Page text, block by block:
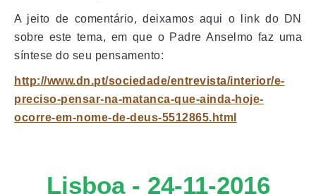
A jeito de comentário, deixamos aqui o link do DN
sobre este tema, em que o Padre Anselmo faz uma
síntese do seu pensamento:
http://www.dn.pt/sociedade/entrevista/interior/e-
preciso-pensar-na-matanca-que-ainda-hoje-
ocorre-em-nome-de-deus-5512865.html
Lisboa - 24-11-2016